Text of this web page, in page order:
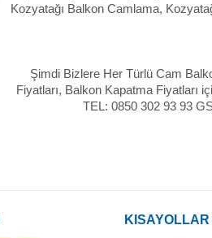
Kozyatağı Balkon Camlama,
Şimdi Bizlere Her Türlü Cam
Fiyatları, Balkon Kapatma Fiyatları
TEL: 0850 302 93 93
KISAYOLLAR